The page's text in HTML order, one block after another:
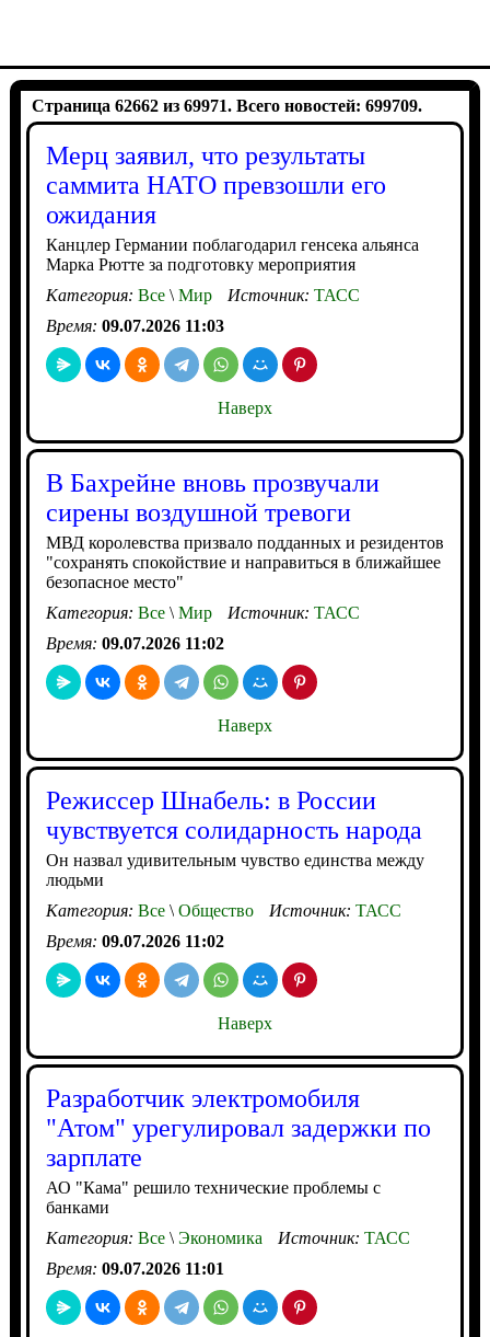
Страница 62662 из 69971. Всего новостей: 699709.
Мерц заявил, что результаты
саммита НАТО превзошли его
ожидания
Канцлер Германии поблагодарил генсека альянса
Марка Рютте за подготовку мероприятия
Категория: Все\Мир Источник: ТАСС
Время: 09.07.2026 11:03
Наверх
В Бахрейне вновь прозвучали
сирены воздушной тревоги
МВД королевства призвало подданных и резидентов
"сохранять спокойствие и направиться в ближайшее
безопасное место"
Категория: Все\Мир Источник: ТАСС
Время: 09.07.2026 11:02
Наверх
Режиссер Шнабель: в России
чувствуется солидарность народа
Он назвал удивительным чувство единства между
людьми
Категория: Все\Общество Источник: ТАСС
Время: 09.07.2026 11:02
Наверх
Разработчик электромобиля
"Атом" урегулировал задержки по
зарплате
АО "Кама" решило технические проблемы с
банками
Категория: Все\Экономика Источник: ТАСС
Время: 09.07.2026 11:01